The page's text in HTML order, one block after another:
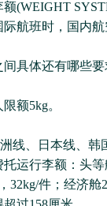
(WEIGHT
班时，国内航
体还有哪些要
额5kg。
、日本线、韩
运行李额：头
32kg/件；经济舱